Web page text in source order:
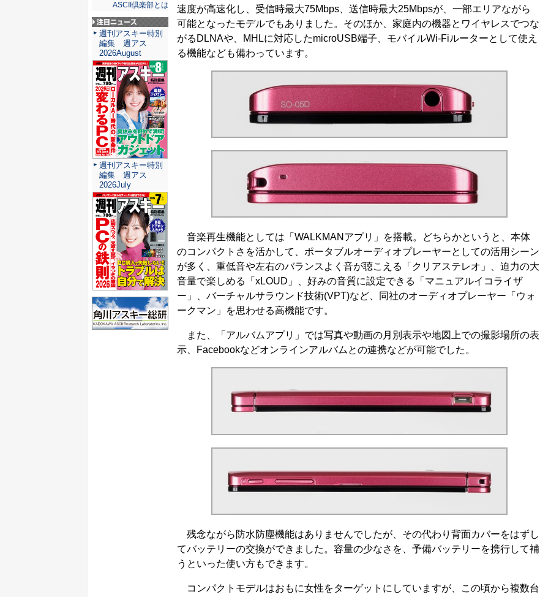
速度が高速化し、受信時最大75Mbps、送信時最大25Mbpsが、一部エリアながら
可能となったモデルでもありました。そのほか、家庭内の機器とワイヤレスでつな
がるDLNAや、MHLに対応したmicroUSB端子、モバイルWi-Fiルーターとして使え
る機能なども備わっています。
音楽再生機能としては「WALKMANアプリ」を搭載。どちらかというと、本体
のコンパクトさを活かして、ポータブルオーディオプレーヤーとしての活用シーン
が多く、重低音や左右のバランスよく音が聴こえる「クリアステレオ」、迫力の大
音量で楽しめる「xLOUD」、好みの音質に設定できる「マニュアルイコライザ
ー」、バーチャルサラウンド技術(VPT)など、同社のオーディオプレーヤー「ウォ
ークマン」を思わせる高機能です。
また、「アルバムアプリ」では写真や動画の月別表示や地図上での撮影場所の表
示、Facebookなどオンラインアルバムとの連携などが可能でした。
残念ながら防水防塵機能はありませんでしたが、その代わり背面カバーをはずし
てバッテリーの交換ができました。容量の少なさを、予備バッテリーを携行して補
うといった使い方もできます。
コンパクトモデルはおもに女性をターゲットにしていますが、この頃から複数台
ASCII倶楽部とは
注目ニュース
週刊アスキー特別
編集 週アス
2026August
週刊アスキー特別
編集 週アス
2026July